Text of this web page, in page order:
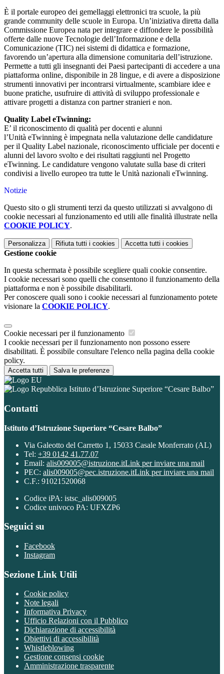
È il portale europeo dei gemellaggi elettronici tra scuole, la più
grande community delle scuole in Europa. Un’iniziativa diretta dalla
Commissione Europea nata per integrare e diffondere le possibilità
offerte dalle nuove Tecnologie dell’Informazione e della
Comunicazione (TIC) nei sistemi di didattica e formazione,
favorendo un’apertura alla dimensione comunitaria dell’istruzione.
Permette a tutti gli insegnanti dei Paesi partecipanti di accedere a una
piattaforma online, disponibile in 28 lingue, e di avere a disposizione
strumenti innovativi per incontrarsi virtualmente, scambiare idee e
buone pratiche, usufruire di attività di sviluppo professionale e
attivare progetti a distanza con partner stranieri e non.
Quality Label eTwinning:
E’ il riconoscimento di qualità per docenti e alunni
l’Unità eTwinning è impegnata nella valutazione delle candidature
per il Quality Label nazionale, riconoscimento ufficiale per docenti e
alunni del lavoro svolto e dei risultati raggiunti nel Progetto
eTwinning. Le candidature vengono valutate sulla base di criteri
condivisi a livello europeo tra tutte le Unità nazionali eTwinning.
Notizie
Questo sito o gli strumenti terzi da questo utilizzati si avvalgono di
cookie necessari al funzionamento ed utili alle finalità illustrate nella
COOKIE POLICY.
Personalizza Rifiuta tutti i cookies Accetta tutti i cookies
Gestione cookie
In questa schermata è possibile scegliere quali cookie consentire.
I cookie necessari sono quelli che consentono il funzionamento della
piattaforma e non è possibile disabilitarli.
Per conoscere quali sono i cookie necessari al funzionamento potete
visionare la COOKIE POLICY.
Cookie necessari per il funzionamento
I cookie necessari per il funzionamento non possono essere
disabilitati. È possibile consultare l'elenco nella pagina della cookie
policy.
Accetta tutti Salva le preferenze
Istituto d’Istruzione Superiore “Cesare Balbo”
Contatti
Istituto d’Istruzione Superiore “Cesare Balbo”
Via Galeotto del Carretto 1, 15033 Casale Monferrato (AL)
Tel: +39 0142 41.77.07
Email: alis009005@istruzione.itLink per inviare una mail
PEC: alis009005@pec.istruzione.itLink per inviare una mail
C.F.: 91021520068
Codice iPA: istsc_alis009005
Codice univoco PA: UFXZP6
Seguici su
Facebook
Instagram
Sezione Link Utili
Cookie policy
Note legali
Informativa Privacy
Ufficio Relazioni con il Pubblico
Dichiarazione di accessibilità
Obiettivi di accessibilità
Whistleblowing
Gestione consensi cookie
Amministrazione trasparente